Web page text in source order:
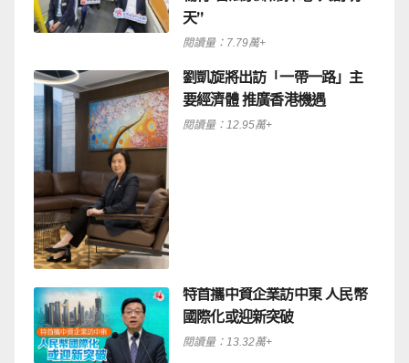
天”
閱讀量：7.79萬+
劉凱旋將出訪「一帶一路」主
要經濟體 推廣香港機遇
閱讀量：12.95萬+
特首攜中資企業訪中東 人民幣
國際化或迎新突破
閱讀量：13.32萬+